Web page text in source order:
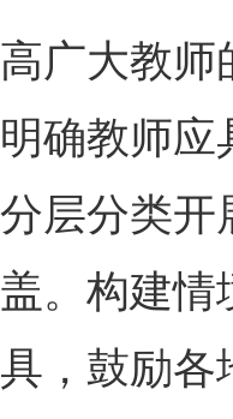
大教师
确教师
层分类
。构建
，鼓励